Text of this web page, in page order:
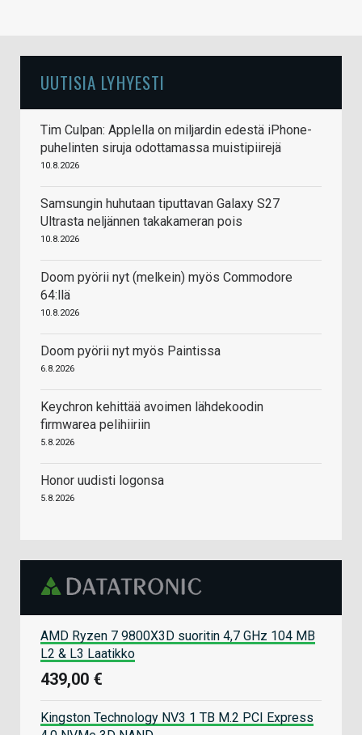
UUTISIA LYHYESTI
Tim Culpan: Applella on miljardin edestä iPhone-
puhelinten siruja odottamassa muistipiirejä
10.8.2026
Samsungin huhutaan tiputtavan Galaxy S27
Ultrasta neljännen takakameran pois
10.8.2026
Doom pyörii nyt (melkein) myös Commodore
64:llä
10.8.2026
Doom pyörii nyt myös Paintissa
6.8.2026
Keychron kehittää avoimen lähdekoodin
firmwarea pelihiiriin
5.8.2026
Honor uudisti logonsa
5.8.2026
AMD Ryzen 7 9800X3D suoritin 4,7 GHz 104 MB
L2 & L3 Laatikko
439,00 €
Kingston Technology NV3 1 TB M.2 PCI Express